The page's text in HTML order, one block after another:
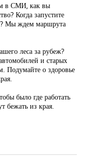
в СМИ, как вы
Когда запустите
Мы ждем маршрута
леса за рубеж?
и старых
Подумайте о здоровье
было где работать
бежать из края.